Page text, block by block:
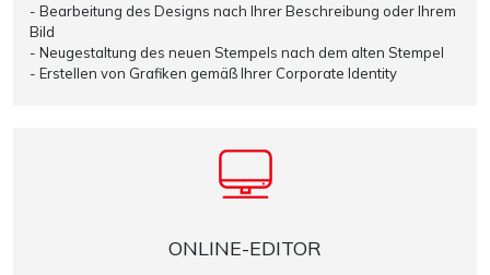
- Bearbeitung des Designs nach Ihrer Beschreibung oder Ihrem
Bild
- Neugestaltung des neuen Stempels nach dem alten Stempel
- Erstellen von Grafiken gemäß Ihrer Corporate Identity
ONLINE-EDITOR